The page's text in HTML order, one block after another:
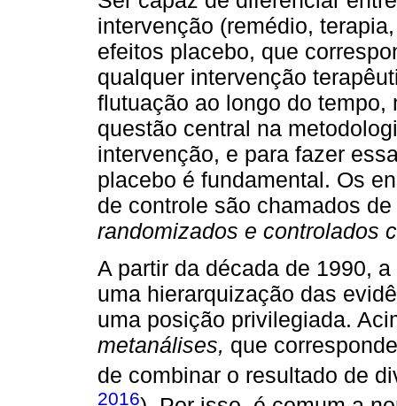
intervenção (remédio,
efeitos placebo, que
qualquer intervenção
flutuação ao longo do
questão central na
intervenção, e para fazer
placebo é fundamental. Os
de controle são chamados de
randomizados e controlados
A partir da década de 1990,
uma hierarquização das
uma posição privilegiada.
metanálises, que
de combinar o resultado de
2016